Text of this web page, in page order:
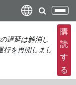
ナ
ビ
ゲ
ー
シ
ョ
遅延は解消し
行を再開しまし
購
読
す
る